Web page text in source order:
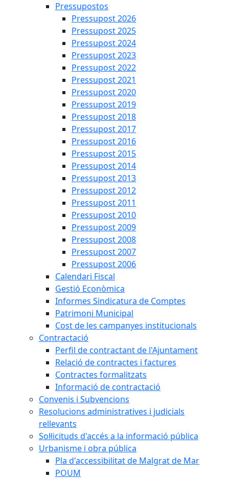
Pressupostos
Pressupost 2026
Pressupost 2025
Pressupost 2024
Pressupost 2023
Pressupost 2022
Pressupost 2021
Pressupost 2020
Pressupost 2019
Pressupost 2018
Pressupost 2017
Pressupost 2016
Pressupost 2015
Pressupost 2014
Pressupost 2013
Pressupost 2012
Pressupost 2011
Pressupost 2010
Pressupost 2009
Pressupost 2008
Pressupost 2007
Pressupost 2006
Calendari Fiscal
Gestió Econòmica
Informes Sindicatura de Comptes
Patrimoni Municipal
Cost de les campanyes institucionals
Contractació
Perfil de contractant de l'Ajuntament
Relació de contractes i factures
Contractes formalitzats
Informació de contractació
Convenis i Subvencions
Resolucions administratives i judicials
rellevants
Sol·licituds d'accés a la informació pública
Urbanisme i obra pública
Pla d'accessibilitat de Malgrat de Mar
POUM